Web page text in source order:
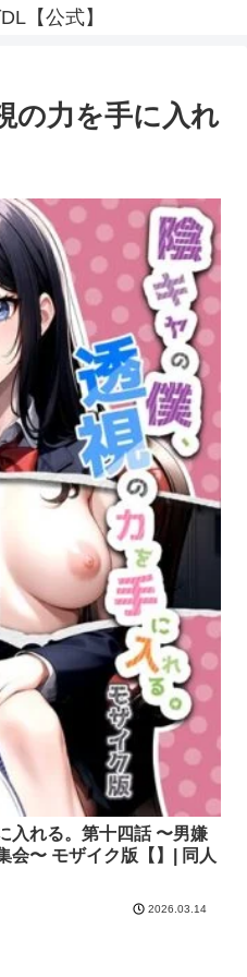
【公式】
の力を手に入れ
入れる。第十四話 〜男嫌
会〜 モザイク版【】| 同人
2026.03.14